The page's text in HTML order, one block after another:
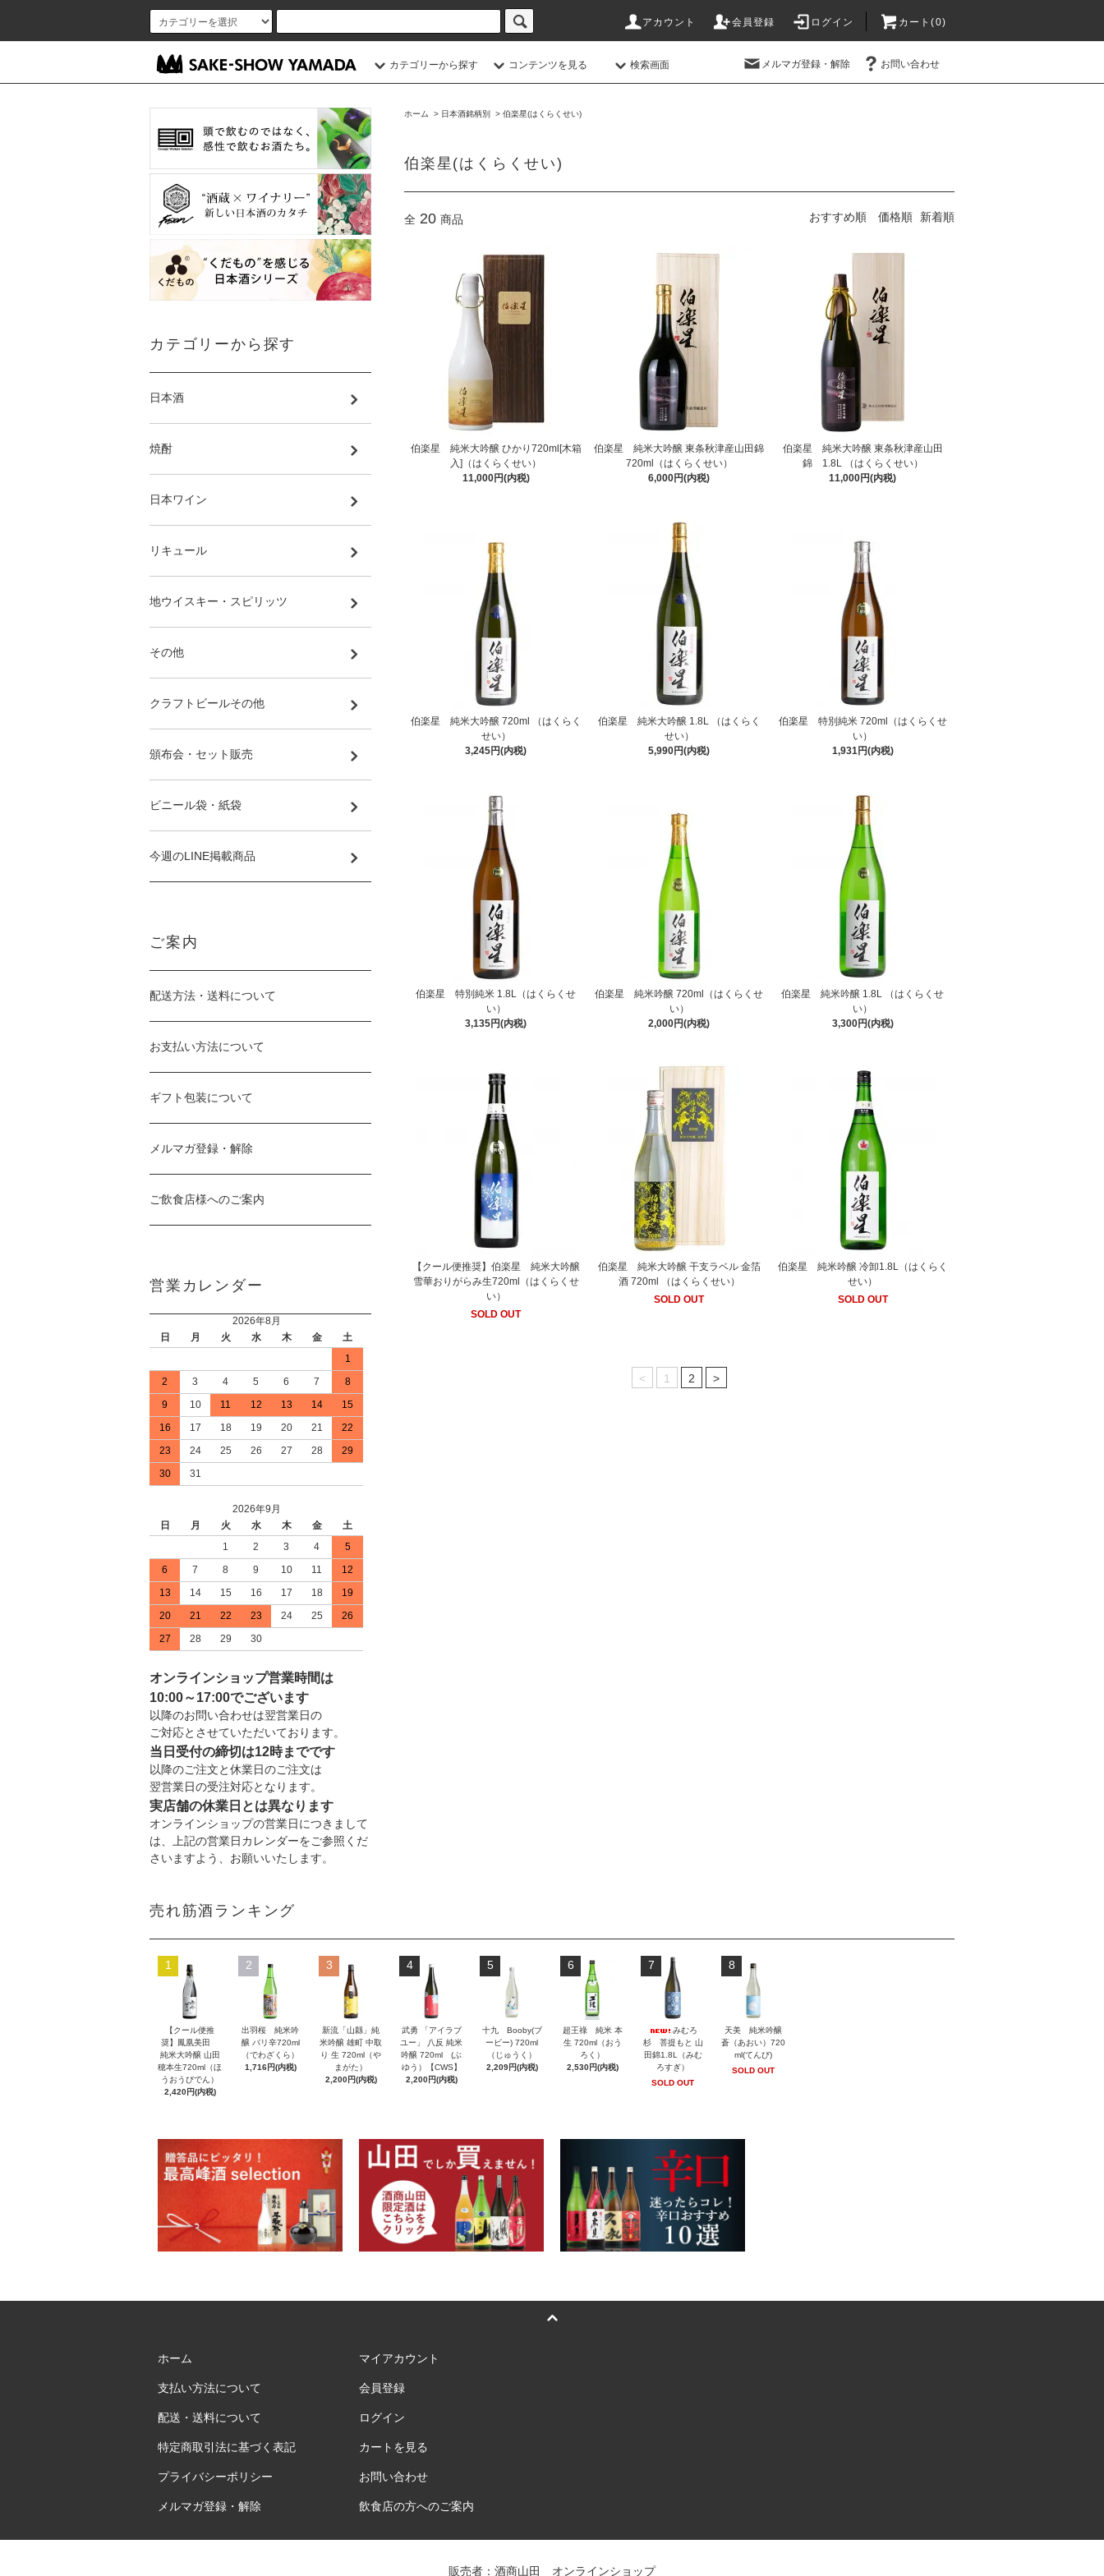
アカウント 会員登録 ログイン カート(0)
カテゴリーから探す コンテンツを見る 検索画面 メルマガ登録・解除 お問い合わせ
ホーム > 日本酒銘柄別 > 伯楽星(はくらくせい)
伯楽星(はくらくせい)
全 20 商品 おすすめ順 価格順 新着順
伯楽星 純米大吟醸 ひかり720ml[木箱
入]（はくらくせい）
11,000円(内税)
伯楽星 純米大吟醸 東条秋津産山田錦
720ml（はくらくせい）
6,000円(内税)
伯楽星 純米大吟醸 東条秋津産山田
錦 1.8L （はくらくせい）
11,000円(内税)
伯楽星 純米大吟醸 720ml （はくらく
せい）
3,245円(内税)
伯楽星 純米大吟醸 1.8L （はくらく
せい）
5,990円(内税)
伯楽星 特別純米 720ml（はくらくせ
い）
1,931円(内税)
伯楽星 特別純米 1.8L（はくらくせ
い）
3,135円(内税)
伯楽星 純米吟醸 720ml（はくらくせ
い）
2,000円(内税)
伯楽星 純米吟醸 1.8L （はくらくせ
い）
3,300円(内税)
【クール便推奨】伯楽星 純米大吟醸
雪華おりがらみ生720ml（はくらくせ
い）
SOLD OUT
伯楽星 純米大吟醸 干支ラベル 金箔
酒 720ml （はくらくせい）
SOLD OUT
伯楽星 純米吟醸 冷卸1.8L（はくらく
せい）
SOLD OUT
< 1 2 >
カテゴリーから探す
日本酒
焼酎
日本ワイン
リキュール
地ウイスキー・スピリッツ
その他
クラフトビールその他
頒布会・セット販売
ビニール袋・紙袋
今週のLINE掲載商品
ご案内
配送方法・送料について
お支払い方法について
ギフト包装について
メルマガ登録・解除
ご飲食店様へのご案内
営業カレンダー
2026年8月
日
月 火 水 木 金
土
1
2
3 4 5 6 7
8
9
10 11 12 13 14
15
16
17 18 19 20 21
22
23
24 25 26 27 28
29
30
31
2026年9月
日
月 火 水 木 金
土
1
2 3 4
5
6
7 8 9 10 11
12
13
14 15 16 17 18
19
20
21 22 23 24 25
26
27
28 29 30
オンラインショップ営業時間は
10:00～17:00でございます
以降のお問い合わせは翌営業日の
ご対応とさせていただいております。
当日受付の締切は12時までです
以降のご注文と休業日のご注文は
翌営業日の受注対応となります。
実店舗の休業日とは異なります
オンラインショップの営業日につきまして
は、上記の営業日カレンダーをご参照くだ
さいますよう、お願いいたします。
売れ筋酒ランキング
1
【クール便推
奨】鳳凰美田
純米大吟醸 山田
穂本生720ml（ほ
うおうびでん）
2,420円(内税)
2
出羽桜 純米吟
醸 バリ辛720ml
（でわざくら）
1,716円(内税)
3
新流「山縣」純
米吟醸 雄町 中取
り 生 720ml（や
まがた）
2,200円(内税)
4
武勇 「アイラブ
ユー」 八反 純米
吟醸 720ml (ぶ
ゆう）【CWS】
2,200円(内税)
5
十九 Booby(ブ
ービー) 720ml
（じゅうく）
2,209円(内税)
6
超王祿 純米 本
生 720ml（おう
ろく）
2,530円(内税)
7
みむろ
杉 菩提もと 山
田錦1.8L（みむ
ろすぎ）
SOLD OUT
8
天美 純米吟醸
蒼（あおい）720
ml(てんび)
SOLD OUT
ホーム
支払い方法について
配送・送料について
特定商取引法に基づく表記
プライバシーポリシー
メルマガ登録・解除
マイアカウント
会員登録
ログイン
カートを見る
お問い合わせ
飲食店の方へのご案内
販売者：酒商山田 オンラインショップ